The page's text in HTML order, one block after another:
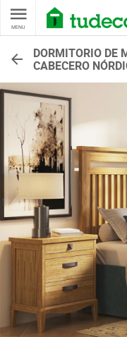
MENU
DORMITORIO DE
CABECERO